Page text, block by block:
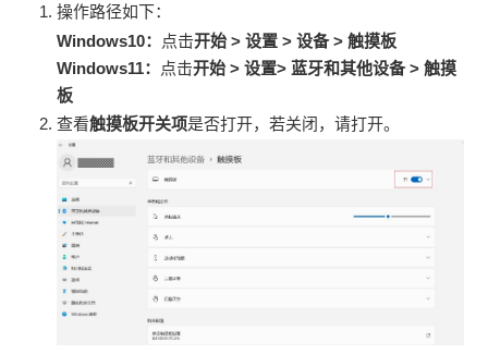
操作路径如下：
Windows10： 点击开始 > 设置 > 设备 > 触摸板
Windows11： 点击开始 > 设置> 蓝牙和其他设备 > 触摸
板
查看触摸板开关项是否打开，若关闭，请打开。